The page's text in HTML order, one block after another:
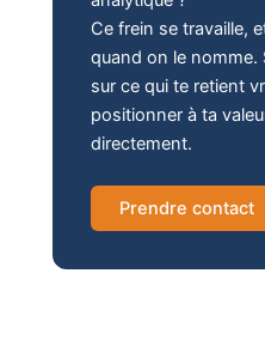
Ce frein se travaille,
quand on le nomme.
sur ce qui te retient
positionner à ta
directement.
Prendre contact